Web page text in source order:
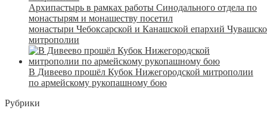
Архипастырь в рамках работы Синодального отдела по
монастырям и монашеству посетил
монастыри Чебоксарской и Канашской епархий
митрополии
В Дивеево прошёл Кубок Нижегородской митрополии
по армейскому рукопашному бою
Рубрики